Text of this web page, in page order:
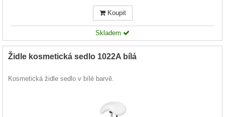
Koupit
Skladem
Židle kosmetická sedlo 1022A bílá
Kosmetická židle sedlo v bílé barvě.